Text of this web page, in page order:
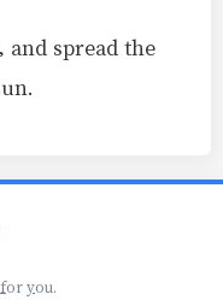
spread the
foryou.